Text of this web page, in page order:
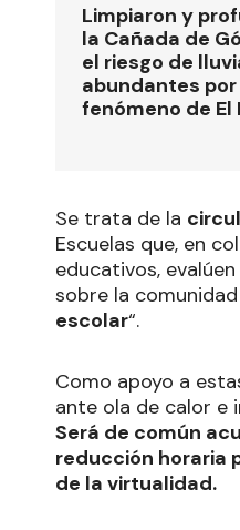
Limpiaron y
la Cañada de
el riesgo de
abundantes por
fenómeno de El
Se trata de la
Escuelas que, en
educativos,
sobre la
escolar“.
Como apoyo a
ante ola de calor e
Será de común
reducción horaria
de la virtualidad.